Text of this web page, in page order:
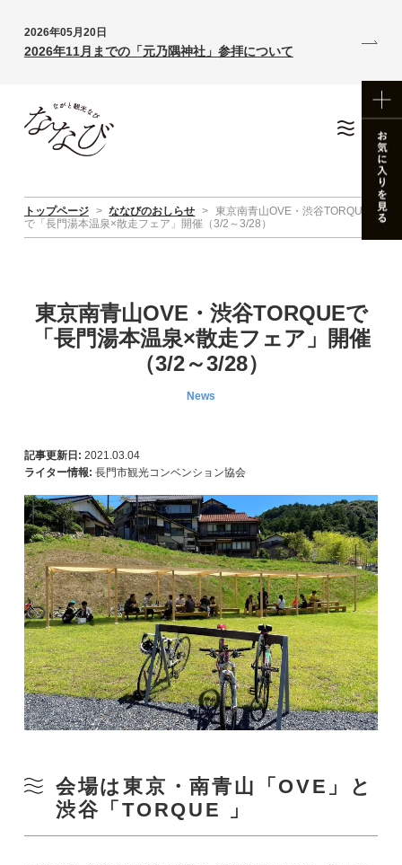
2026年05月20日
2026年11月までの「元乃隅神社」参拝について
トップページ > ななびのおしらせ > 東京南青山OVE・渋谷TORQUE
で「長門湯本温泉×散走フェア」開催（3/2～3/28）
東京南青山OVE・渋谷TORQUEで
「長門湯本温泉×散走フェア」開催
（3/2～3/28）
News
記事更新日: 2021.03.04
ライター情報: 長門市観光コンベンション協会
会場は東京・南青山「OVE」と
渋谷「TORQUE 」